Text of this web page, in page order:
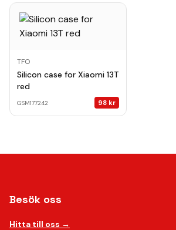
TFO
Silicon case for Xiaomi 13T
red
GSM177242 98 kr
Besök oss
Hitta till oss →